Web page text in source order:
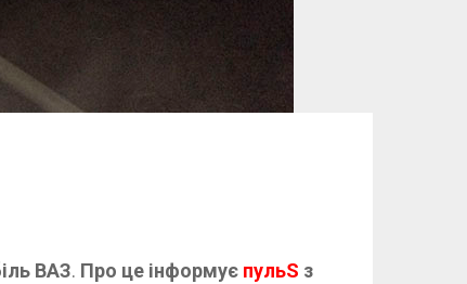
ВАЗ. Про це інформує пульS з